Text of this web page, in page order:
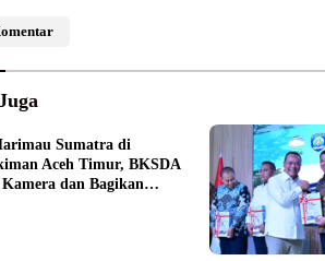
Sumatra di
Aceh Timur, BKSDA
Kamera dan Bagikan